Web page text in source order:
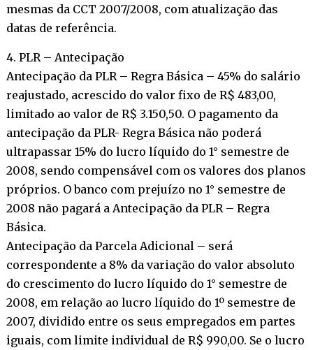
mesmas da CCT 2007/2008, com atualização das
datas de referência.
4. PLR – Antecipação
Antecipação da PLR – Regra Básica – 45% do salário
reajustado, acrescido do valor fixo de R$ 483,00,
limitado ao valor de R$ 3.150,50. O pagamento da
antecipação da PLR- Regra Básica não poderá
ultrapassar 15% do lucro líquido do 1° semestre de
2008, sendo compensável com os valores dos planos
próprios. O banco com prejuízo no 1° semestre de
2008 não pagará a Antecipação da PLR – Regra
Básica.
Antecipação da Parcela Adicional – será
correspondente a 8% da variação do valor absoluto
do crescimento do lucro líquido do 1° semestre de
2008, em relação ao lucro líquido do 1º semestre de
2007, dividido entre os seus empregados em partes
iguais, com limite individual de R$ 990,00. Se o lucro